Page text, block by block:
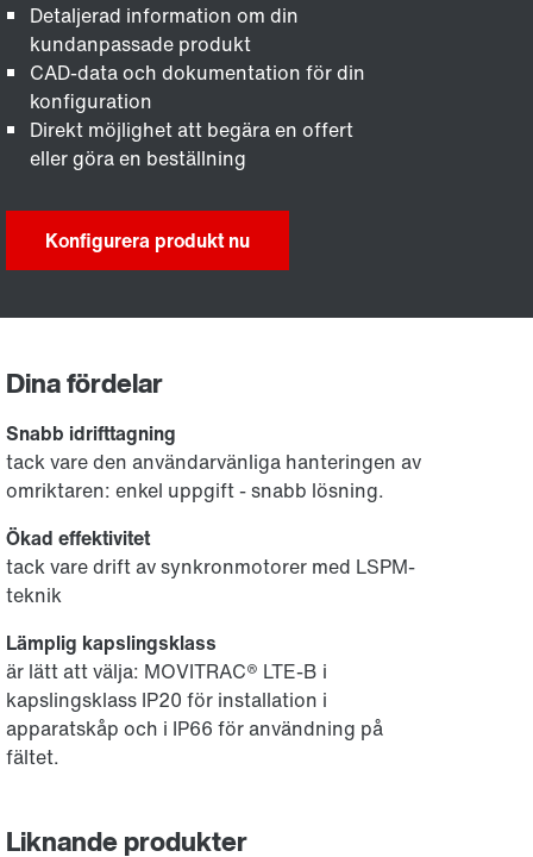
Detaljerad information om din
kundanpassade produkt
CAD-data och dokumentation för din
konfiguration
Direkt möjlighet att begära en offert
eller göra en beställning
Konfigurera produkt nu
Dina fördelar
Snabb idrifttagning
tack vare den användarvänliga hanteringen av
omriktaren: enkel uppgift - snabb lösning.
Ökad effektivitet
tack vare drift av synkronmotorer med LSPM-
teknik
Lämplig kapslingsklass
är lätt att välja: MOVITRAC® LTE-B i
kapslingsklass IP20 för installation i
apparatskåp och i IP66 för användning på
fältet.